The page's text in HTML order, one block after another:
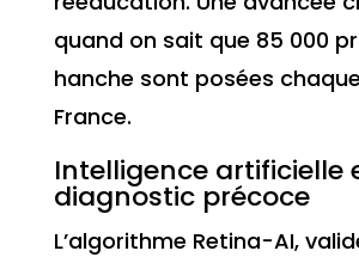
quand on sait que 85 000
hanche sont posées
France.
Intelligence artificielle
diagnostic précoce
L’algorithme Retina-AI,